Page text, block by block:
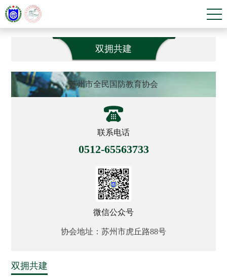
双拥共建
苏州市全民国防教育协会
联系电话
0512-65563733
微信公众号
协会地址：苏州市虎丘路88号
双拥共建